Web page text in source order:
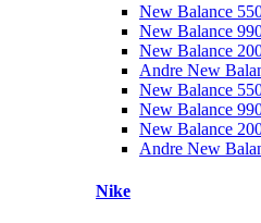
New Balance
New Balance
New Balance
Andre New
New Balance
New Balance
New Balance
Andre New
Nike